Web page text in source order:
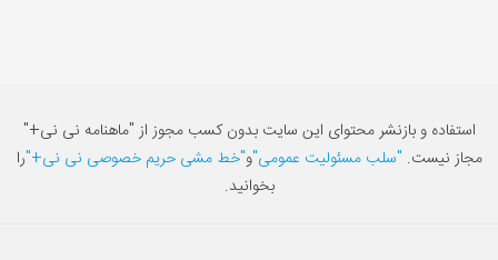
استفاده و بازنشر محتوای این سایت بدون کسب مجوز از "ماهنامه نی نی+"
مجاز نیست. "سلب مسئولیت عمومی"و"خط مشی حریم خصوصی نی نی+"را
بخوانید.